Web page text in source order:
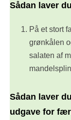
Sådan laver
På et stort
grønkålen
salaten af
Sådan laver
udgave for